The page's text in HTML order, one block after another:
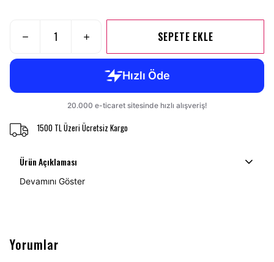
SEPETE EKLE
1500 TL Üzeri Ücretsiz Kargo
Ürün Açıklaması
Devamını Göster
Yorumlar